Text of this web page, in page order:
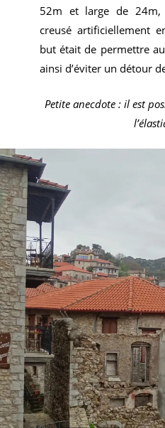
52m et large de
creusé artificiellement
but était de permettre
ainsi d’éviter un détour
Petite anecdote : il est